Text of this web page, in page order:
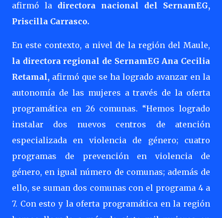
afirmó la directora nacional del SernamEG,
Priscilla Carrasco.
En este contexto, a nivel de la región del Maule,
la directora regional de SernamEG Ana Cecilia
Retamal, afirmó que se ha logrado avanzar en la
autonomía de las mujeres a través de la oferta
programática en 26 comunas. “Hemos logrado
instalar dos nuevos centros de atención
especializada en violencia de género; cuatro
programas de prevención en violencia de
género, en igual número de comunas; además de
ello, se suman dos comunas con el programa 4 a
7. Con esto y la oferta programática en la región